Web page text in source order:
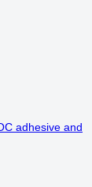
adhesive and